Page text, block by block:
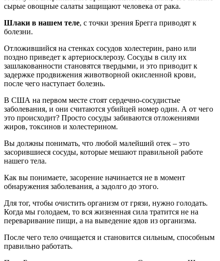
сырые овощные салаты защищают человека от рака.
Шлаки в нашем теле, с точки зрения Брегга приводят к
болезни.
Отложившийся на стенках сосудов холестерин, рано или
поздно приведет к артериосклерозу. Сосуды в силу их
зашлакованности становятся твердыми, и это приводит к
задержке продвижения животворной окисленной крови,
после чего наступает болезнь.
В США на первом месте стоят сердечно-сосудистые
заболевания, и они считаются убийцей номер один. А от чего
это происходит? Просто сосуды забиваются отложениями
жиров, токсинов и холестерином.
Вы должны понимать, что любой малейший отек – это
засорившиеся сосуды, которые мешают правильной работе
нашего тела.
Как вы понимаете, засорение начинается не в момент
обнаружения заболевания, а задолго до этого.
Для тог, чтобы очистить организм от грязи, нужно голодать.
Когда мы голодаем, то вся жизненная сила тратится не на
переваривание пищи, а на выведение ядов из организма.
После чего тело очищается и становится сильным, способным
правильно работать.